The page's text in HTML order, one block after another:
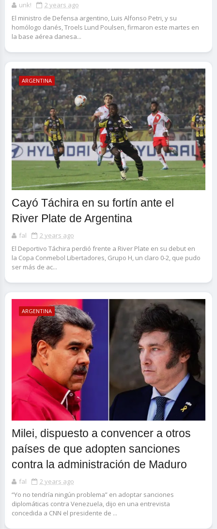
unk!
2 years ago
El ministro de Defensa argentino, Luis Alfonso Petri, y su
homólogo danés, Troels Lund Poulsen, firmaron este martes en
la base aérea danesa...
ARGENTINA
Cayó Táchira en su fortín ante el
River Plate de Argentina
fal
2 years ago
El Deportivo Táchira perdió frente a River Plate en su debut en
la Copa Conmebol Libertadores, Grupo H, un claro 0-2, que pudo
ser más de ac...
ARGENTINA
Milei, dispuesto a convencer a otros
países de que adopten sanciones
contra la administración de Maduro
fal
2 years ago
“Yo no tendría ningún problema” en adoptar sanciones
diplomáticas contra Venezuela, dijo en una entrevista
concedida a CNN el presidente de ...